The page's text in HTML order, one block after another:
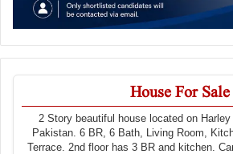
House For Sale
2 Story beautiful house located on Harley
Pakistan. 6 BR, 6 Bath, Living Room,
Terrace. 2nd floor has 3 BR and kitchen.